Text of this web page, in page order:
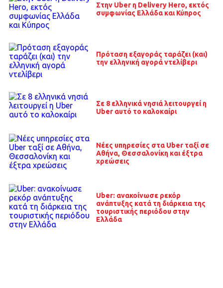
Στην Uber η Delivery Hero, εκτός
συμφωνίας Ελλάδα και Κύπρος
Πρόταση εξαγοράς ταράζει (και)
την ελληνική αγορά ντελίβερι
Σε 8 ελληνικά νησιά λειτουργεί η
Uber αυτό το καλοκαίρι
Νέες υπηρεσίες στα Uber ταξί σε
Αθήνα, Θεσσαλονίκη και έξτρα
χρεώσεις
Uber: ανακοίνωσε ρεκόρ
ανάπτυξης κατά τη διάρκεια της
τουριστικής περιόδου στην
Ελλάδα